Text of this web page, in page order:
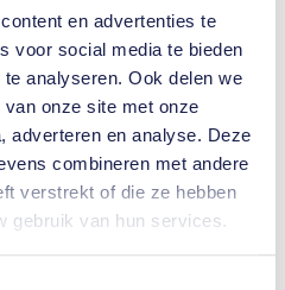
en advertenties te
voor social media te bieden
analyseren. Ook delen we
onze site met onze
adverteren en analyse. Deze
combineren met andere
verstrekt of die ze hebben
gebruik van hun services.
Nimir
Abdelaziz